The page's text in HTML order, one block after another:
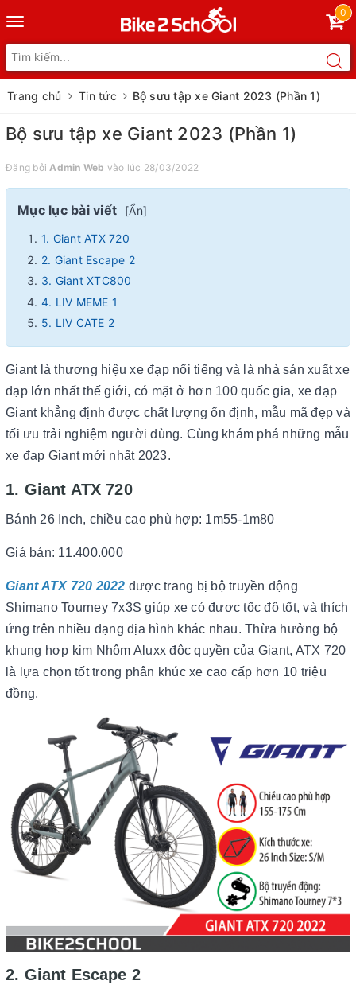
Toggle
navigation
0
Trang chủ Tin tức Bộ sưu tập xe Giant 2023 (Phần 1)
Bộ sưu tập xe Giant 2023 (Phần 1)
Đăng bởiAdmin Web vào lúc 28/03/2022
Mục lục bài viết [Ẩn]
1. Giant ATX 720
2. Giant Escape 2
3. Giant XTC800
4. LIV MEME 1
5. LIV CATE 2
Giant là thương hiệu xe đạp nổi tiếng và là nhà sản xuất xe
đạp lớn nhất thế giới, có mặt ở hơn 100 quốc gia, xe đạp
Giant khẳng định được chất lượng ổn định, mẫu mã đẹp và
tối ưu trải nghiệm người dùng. Cùng khám phá những mẫu
xe đạp Giant mới nhất 2023.
1. Giant ATX 720
Bánh 26 Inch, chiều cao phù hợp: 1m55-1m80
Giá bán: 11.400.000
Giant ATX 720 2022 được trang bị bộ truyền động
Shimano Tourney 7x3S giúp xe có được tốc độ tốt, và thích
ứng trên nhiều dạng địa hình khác nhau. Thừa hưởng bộ
khung hợp kim Nhôm Aluxx độc quyền của Giant, ATX 720
là lựa chọn tốt trong phân khúc xe cao cấp hơn 10 triệu
đồng.
2. Giant Escape 2